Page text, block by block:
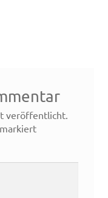
veröffentlicht.
markiert